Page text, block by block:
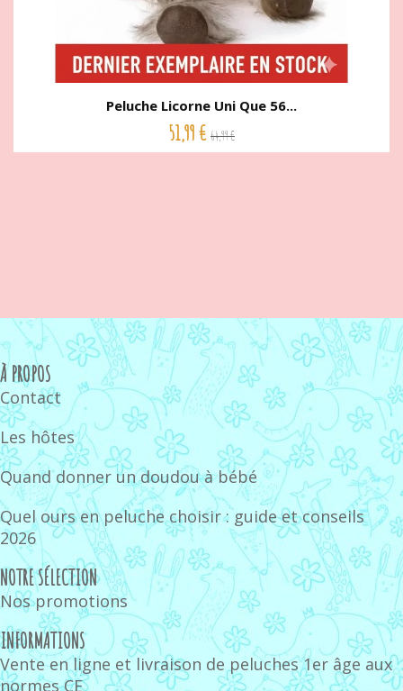
Peluche Licorne Uni Que 56...
51,99 € 64,99 €
À PROPOS
Contact
Les hôtes
Quand donner un doudou à bébé
Quel ours en peluche choisir : guide et conseils
2026
NOTRE SÉLECTION
Nos promotions
INFORMATIONS
Vente en ligne et livraison de peluches 1er âge aux
normes CE